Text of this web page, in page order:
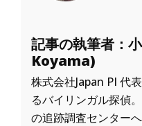
記事の執筆者：
Koyama)
株式会社Japan PI 代
るバイリンガル探偵
の追跡調査センター